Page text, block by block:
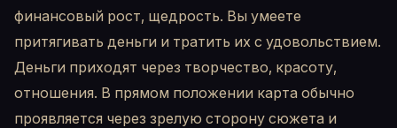
финансовый рост, щедрость. Вы умеете
притягивать деньги и тратить их с удовольствием.
Деньги приходят через творчество, красоту,
отношения. В прямом положении карта обычно
проявляется через зрелую сторону сюжета и